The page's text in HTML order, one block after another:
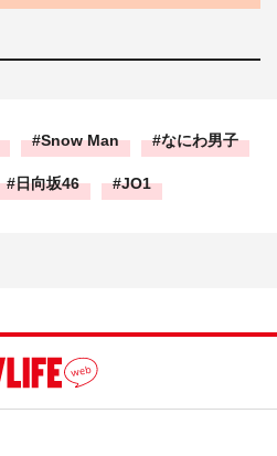
Snow Man なにわ男子
日向坂46 JO1